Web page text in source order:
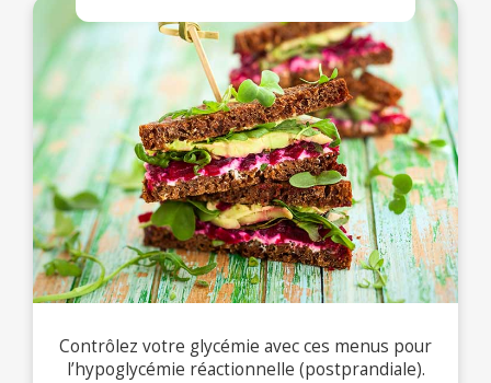
Contrôlez votre glycémie avec ces menus pour
l’hypoglycémie réactionnelle (postprandiale).